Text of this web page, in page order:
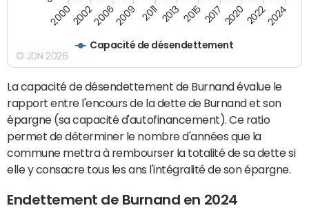
Capacité de désendettement
2000200220062009 2011 2013 2015 2017202020222024
© JDN 2026
La capacité de désendettement de Burnand évalue le
rapport entre l'encours de la dette de Burnand et son
épargne (sa capacité d'autofinancement). Ce ratio
permet de déterminer le nombre d'années que la
commune mettra à rembourser la totalité de sa dette si
elle y consacre tous les ans l'intégralité de son épargne.
Endettement de Burnand en 2024